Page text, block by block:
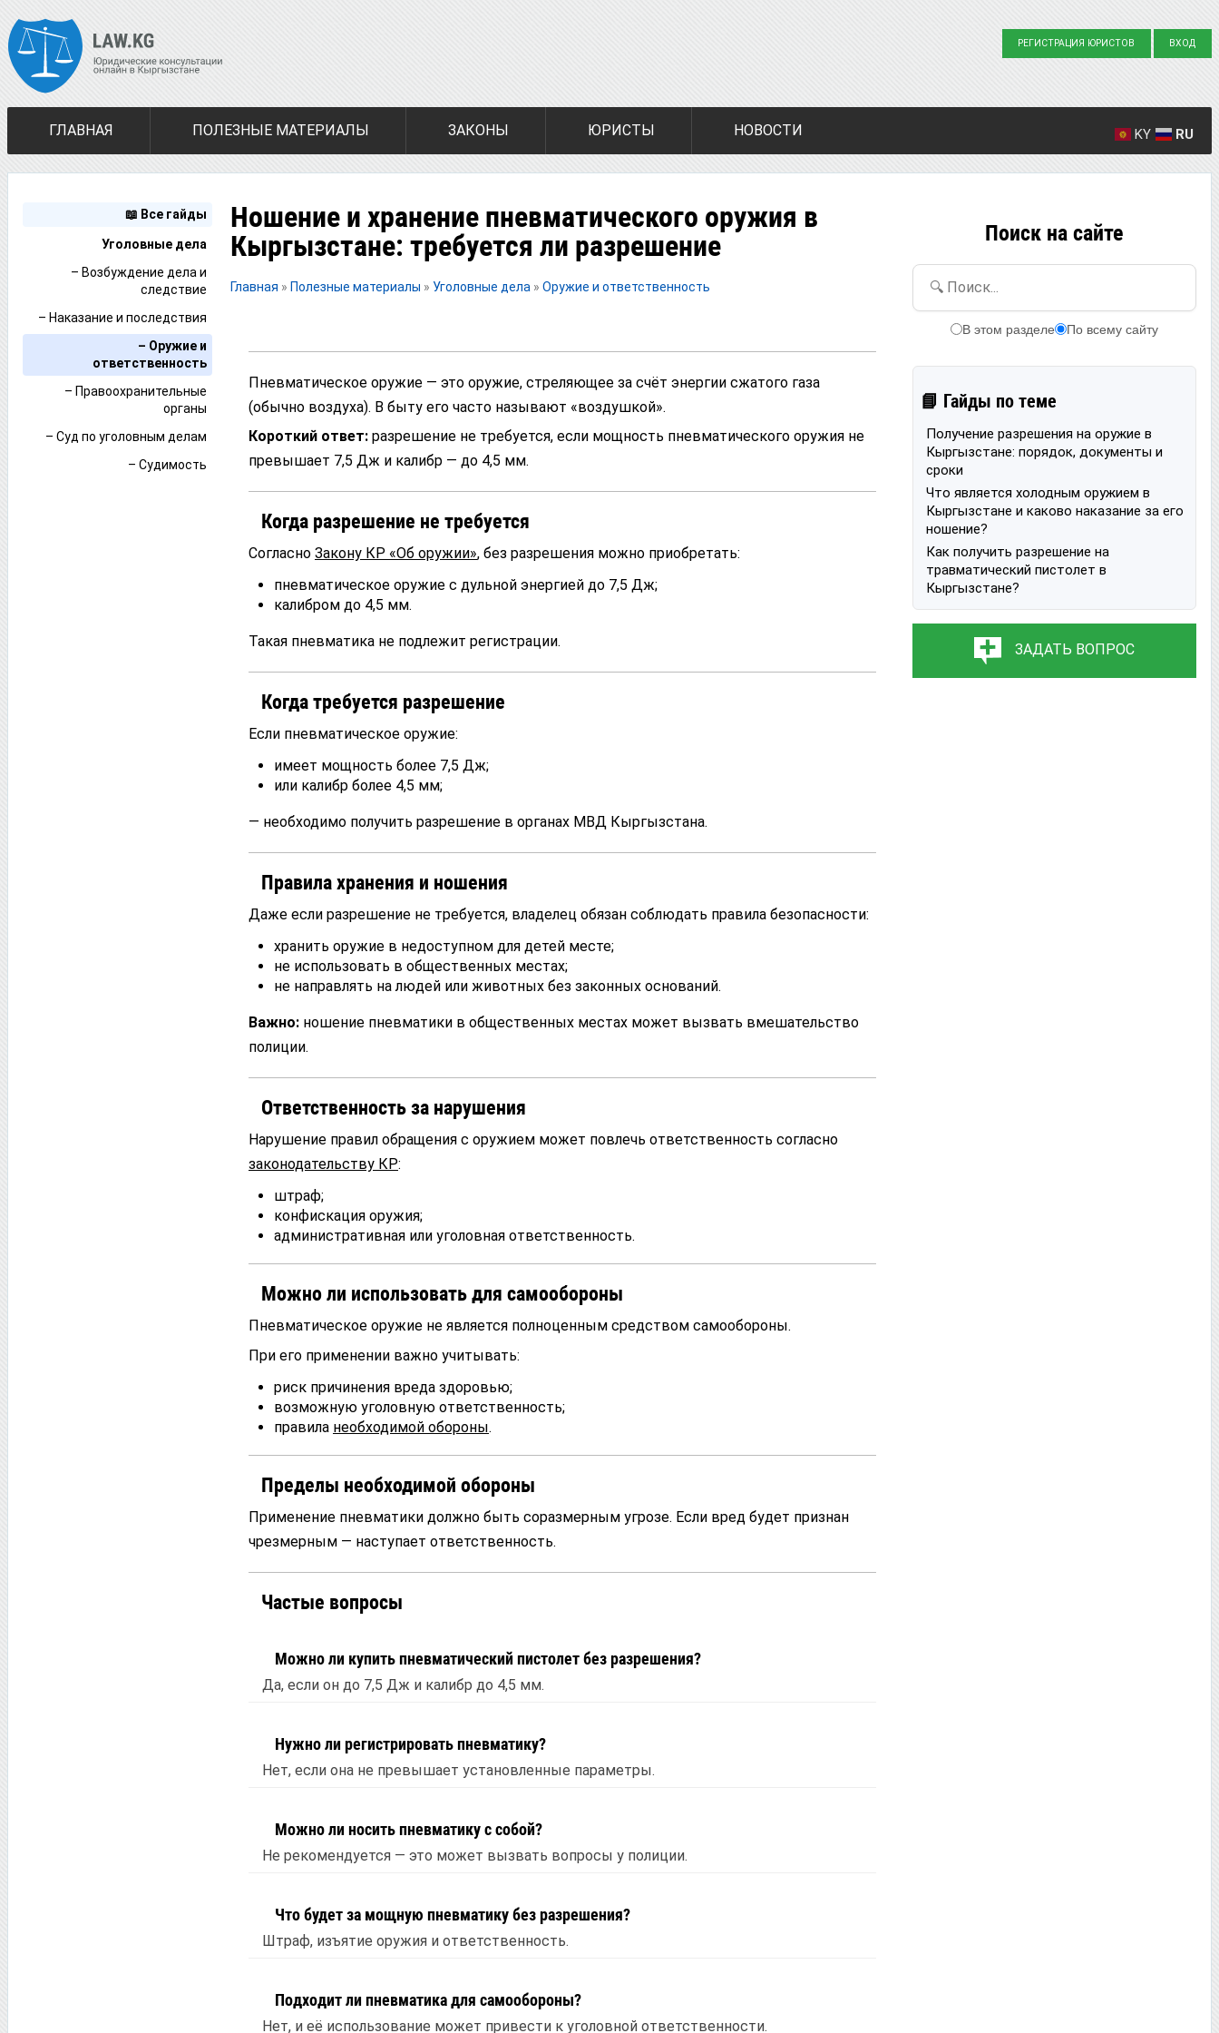
РЕГИСТРАЦИЯ ЮРИСТОВ ВХОД
ГЛАВНАЯ ПОЛЕЗНЫЕ МАТЕРИАЛЫ ЗАКОНЫ ЮРИСТЫ НОВОСТИ KY RU
📖 Все гайды
Уголовные дела
– Возбуждение дела и
следствие
– Наказание и последствия
– Оружие и
ответственность
– Правоохранительные
органы
– Суд по уголовным делам
– Судимость
Ношение и хранение пневматического оружия в
Кыргызстане: требуется ли разрешение
Главная » Полезные материалы » Уголовные дела » Оружие и ответственность
Пневматическое оружие — это оружие, стреляющее за счёт энергии сжатого газа
(обычно воздуха). В быту его часто называют «воздушкой».
Короткий ответ: разрешение не требуется, если мощность пневматического оружия не
превышает 7,5 Дж и калибр — до 4,5 мм.
Когда разрешение не требуется
Согласно Закону КР «Об оружии», без разрешения можно приобретать:
пневматическое оружие с дульной энергией до 7,5 Дж;
калибром до 4,5 мм.
Такая пневматика не подлежит регистрации.
Когда требуется разрешение
Если пневматическое оружие:
имеет мощность более 7,5 Дж;
или калибр более 4,5 мм;
— необходимо получить разрешение в органах МВД Кыргызстана.
Правила хранения и ношения
Даже если разрешение не требуется, владелец обязан соблюдать правила безопасности:
хранить оружие в недоступном для детей месте;
не использовать в общественных местах;
не направлять на людей или животных без законных оснований.
Важно: ношение пневматики в общественных местах может вызвать вмешательство
полиции.
Ответственность за нарушения
Нарушение правил обращения с оружием может повлечь ответственность согласно
законодательству КР:
штраф;
конфискация оружия;
административная или уголовная ответственность.
Можно ли использовать для самообороны
Пневматическое оружие не является полноценным средством самообороны.
При его применении важно учитывать:
риск причинения вреда здоровью;
возможную уголовную ответственность;
правила необходимой обороны.
Пределы необходимой обороны
Применение пневматики должно быть соразмерным угрозе. Если вред будет признан
чрезмерным — наступает ответственность.
Частые вопросы
Можно ли купить пневматический пистолет без разрешения?
Да, если он до 7,5 Дж и калибр до 4,5 мм.
Нужно ли регистрировать пневматику?
Нет, если она не превышает установленные параметры.
Можно ли носить пневматику с собой?
Не рекомендуется — это может вызвать вопросы у полиции.
Что будет за мощную пневматику без разрешения?
Штраф, изъятие оружия и ответственность.
Подходит ли пневматика для самообороны?
Нет, и её использование может привести к уголовной ответственности.
Поиск на сайте
🔍 Поиск...
В этом разделе По всему сайту
📘 Гайды по теме
Получение разрешения на оружие в
Кыргызстане: порядок, документы и
сроки
Что является холодным оружием в
Кыргызстане и каково наказание за его
ношение?
Как получить разрешение на
травматический пистолет в
Кыргызстане?
ЗАДАТЬ ВОПРОС